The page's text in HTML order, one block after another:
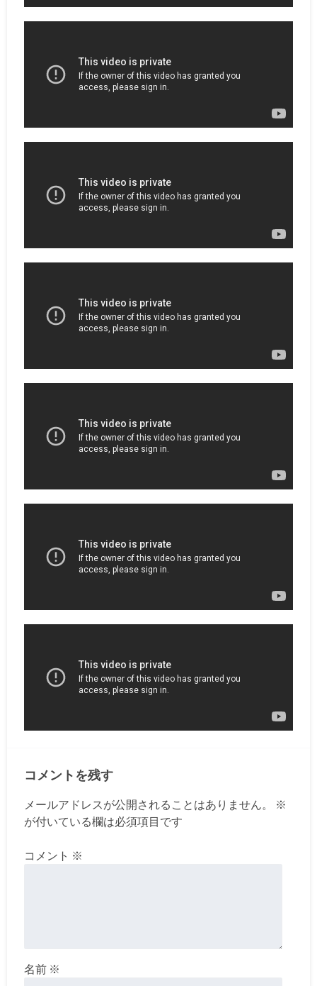
コメントを残す
メールアドレスが公開されることはありません。
※
が付いている欄は必須項目です
コメント ※
名前 ※